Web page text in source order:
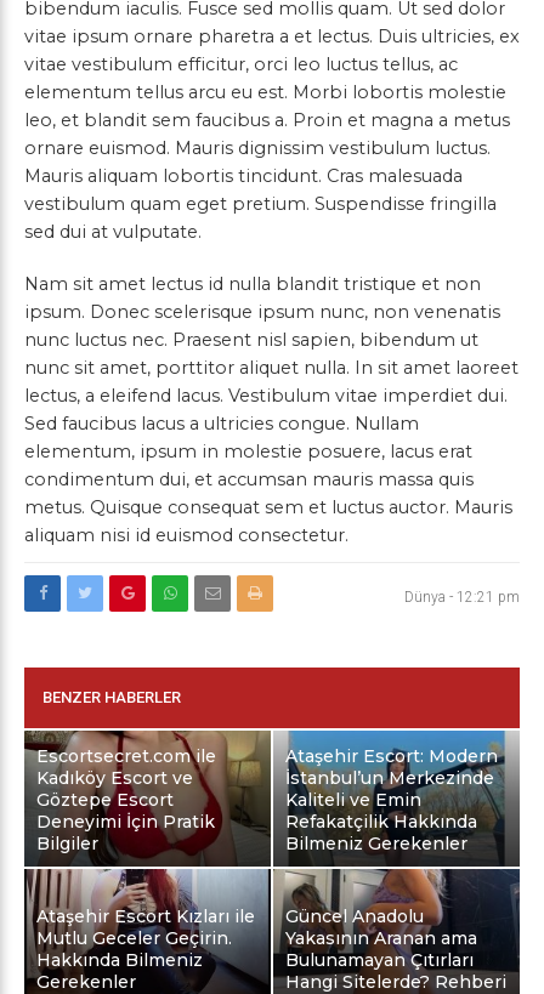
bibendum iaculis. Fusce sed mollis quam. Ut sed dolor
vitae ipsum ornare pharetra a et lectus. Duis ultricies, ex
vitae vestibulum efficitur, orci leo luctus tellus, ac
elementum tellus arcu eu est. Morbi lobortis molestie
leo, et blandit sem faucibus a. Proin et magna a metus
ornare euismod. Mauris dignissim vestibulum luctus.
Mauris aliquam lobortis tincidunt. Cras malesuada
vestibulum quam eget pretium. Suspendisse fringilla
sed dui at vulputate.
Nam sit amet lectus id nulla blandit tristique et non
ipsum. Donec scelerisque ipsum nunc, non venenatis
nunc luctus nec. Praesent nisl sapien, bibendum ut
nunc sit amet, porttitor aliquet nulla. In sit amet laoreet
lectus, a eleifend lacus. Vestibulum vitae imperdiet dui.
Sed faucibus lacus a ultricies congue. Nullam
elementum, ipsum in molestie posuere, lacus erat
condimentum dui, et accumsan mauris massa quis
metus. Quisque consequat sem et luctus auctor. Mauris
aliquam nisi id euismod consectetur.
Dünya - 12:21 pm
BENZER HABERLER
Escortsecret.com ile
Kadıköy Escort ve
Göztepe Escort
Deneyimi İçin Pratik
Bilgiler
Ataşehir Escort: Modern
İstanbul’un Merkezinde
Kaliteli ve Emin
Refakatçilik Hakkında
Bilmeniz Gerekenler
Ataşehir Escort Kızları ile
Mutlu Geceler Geçirin.
Hakkında Bilmeniz
Gerekenler
Güncel Anadolu
Yakasının Aranan ama
Bulunamayan Çıtırları
Hangi Sitelerde? Rehberi